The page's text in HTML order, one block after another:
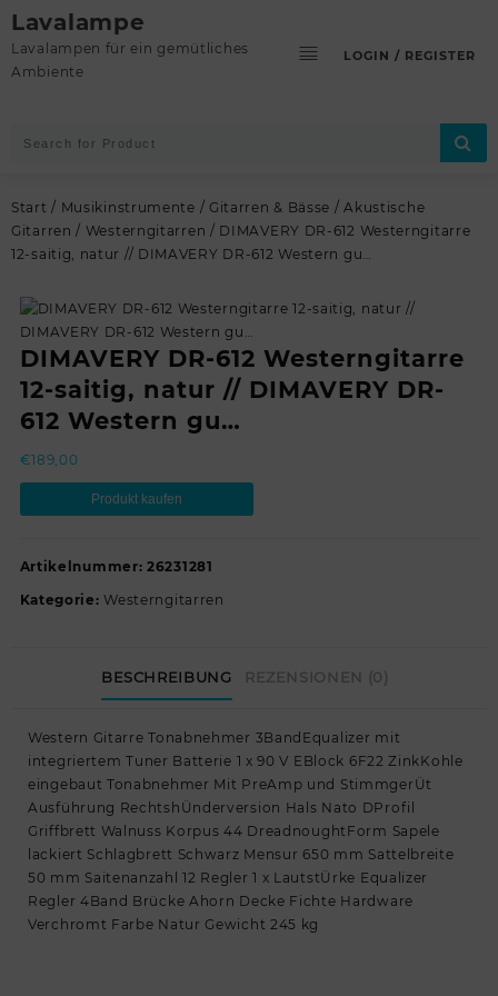
Skip
to
content
Lavalampe
Lavalampen für ein gemütliches
Ambiente
LOGIN / REGISTER
Start / Musikinstrumente / Gitarren & Bässe /Akustische
Gitarren / Westerngitarren / DIMAVERY DR-612 Westerngitarre
12-saitig, natur // DIMAVERY DR-612 Western gu…
DIMAVERY DR-612 Westerngitarre
12-saitig, natur // DIMAVERY DR-
612 Western gu…
€189,00
Produkt kaufen
Artikelnummer: 26231281
Kategorie:Westerngitarren
BESCHREIBUNG REZENSIONEN (0)
Western Gitarre Tonabnehmer 3BandEqualizer mit
integriertem Tuner Batterie 1 x 90 V EBlock 6F22 ZinkKohle
eingebaut Tonabnehmer Mit PreAmp und StimmgerÜt
Ausführung RechtshÜnderversion Hals Nato DProfil
Griffbrett Walnuss Korpus 44 DreadnoughtForm Sapele
lackiert Schlagbrett Schwarz Mensur 650 mm Sattelbreite
50 mm Saitenanzahl 12 Regler 1 x LautstÜrke Equalizer
Regler 4Band Brücke Ahorn Decke Fichte Hardware
Verchromt Farbe Natur Gewicht 245 kg